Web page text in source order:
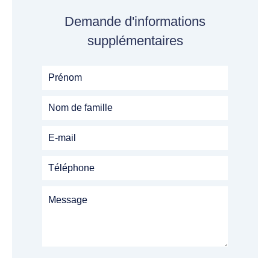
Demande d'informations
supplémentaires